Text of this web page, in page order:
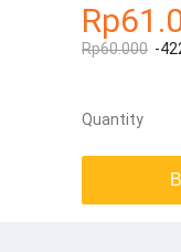
Rp60.000 -
Quantity